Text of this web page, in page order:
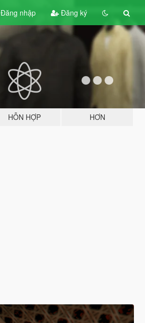
Đăng nhập Đăng ký
HỖN HỢP HƠN